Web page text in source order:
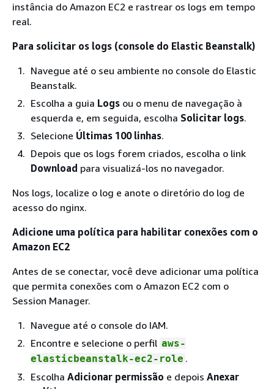
instância do Amazon EC2 e rastrear os logs em tempo
real.
Para solicitar os logs (console do Elastic Beanstalk)
Navegue até o seu ambiente no console do Elastic
Beanstalk.
Escolha a guia Logs ou o menu de navegação à
esquerda e, em seguida, escolha Solicitar logs.
Selecione Últimas 100 linhas.
Depois que os logs forem criados, escolha o link
Download para visualizá-los no navegador.
Nos logs, localize o log e anote o diretório do log de
acesso do nginx.
Adicione uma política para habilitar conexões com o
Amazon EC2
Antes de se conectar, você deve adicionar uma política
que permita conexões com o Amazon EC2 com o
Session Manager.
Navegue até o console do IAM.
Encontre e selecione o perfil aws-
elasticbeanstalk-ec2-role .
Escolha Adicionar permissão e depois Anexar